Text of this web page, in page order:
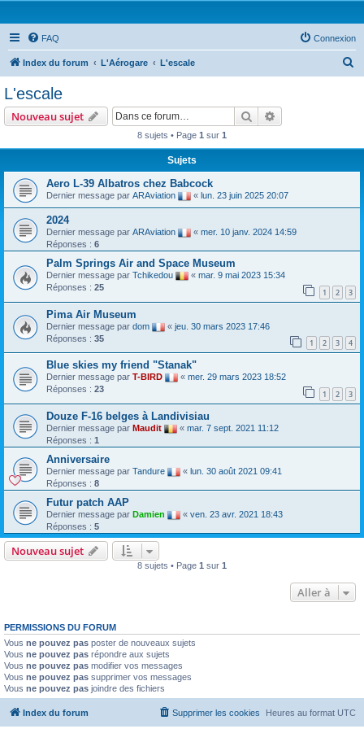
FAQ Connexion
Index du forum L'Aérogare L'escale
L'escale
Nouveau sujet Rechercher
8 sujets • Page 1 sur 1
Sujets
Aero L-39 Albatros chez Babcock
Dernier message par ARAviation « lun. 23 juin 2025 20:07
2024
Dernier message par ARAviation « mer. 10 janv. 2024 14:59
Réponses : 6
Palm Springs Air and Space Museum
Dernier message par Tchikedou « mar. 9 mai 2023 15:34
Réponses : 25 1 2 3
Pima Air Museum
Dernier message par dom « jeu. 30 mars 2023 17:46
Réponses : 35 1 2 3 4
Blue skies my friend "Stanak"
Dernier message par T-BIRD « mer. 29 mars 2023 18:52
Réponses : 23 1 2 3
Douze F-16 belges à Landivisiau
Dernier message par Maudit « mar. 7 sept. 2021 11:12
Réponses : 1
Anniversaire
Dernier message par Tandure « lun. 30 août 2021 09:41
Réponses : 8
Futur patch AAP
Dernier message par Damien « ven. 23 avr. 2021 18:43
Réponses : 5
Nouveau sujet
8 sujets • Page 1 sur 1
Aller à
PERMISSIONS DU FORUM
Vous ne pouvez pas poster de nouveaux sujets
Vous ne pouvez pas répondre aux sujets
Vous ne pouvez pas modifier vos messages
Vous ne pouvez pas supprimer vos messages
Vous ne pouvez pas joindre des fichiers
Index du forum Heures au format UTC
Supprimer les cookies